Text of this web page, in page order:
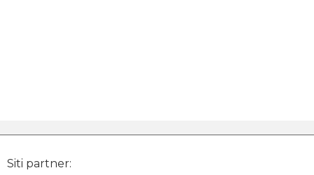
Siti partner: